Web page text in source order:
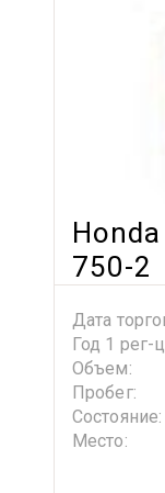
Honda
750-2
Дата
Год 1 рег-
Объем:
Пробег:
Состояние:
Место: